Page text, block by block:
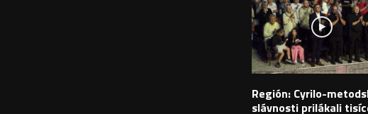
Región: Cyrilo-
slávnosti prilákali